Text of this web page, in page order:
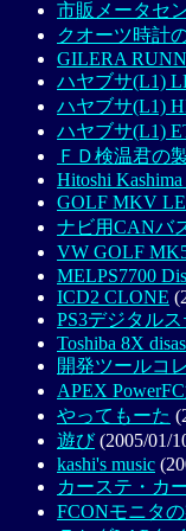
市販メータセ
クオーツ時計
GILERA
ハヤブサ(L1)
ハヤブサ(L1)
ハヤブサ(L1)
ＦＤ検温君の
Hitoshi
GOLF MKV
ナビ用CANバ
VW GOLF
MELPS7700
ICD2 CLONE
PS3デジタル
Toshiba 8X
開発ツールコ
APEX
やってもーた
遊び(2005/01/
kashi's music
カーステ・カ
FCONモニタ